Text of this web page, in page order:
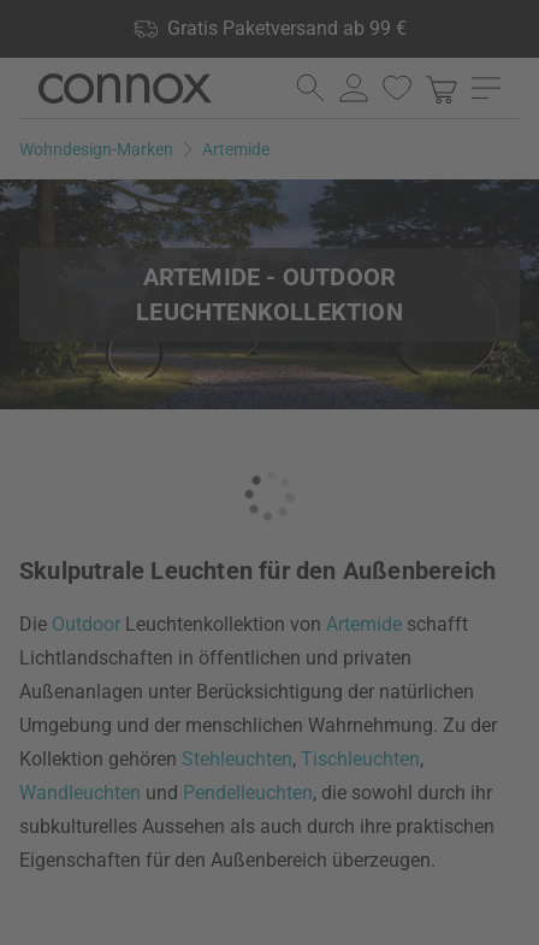
Gratis Paketversand ab 99 €
lagernd, 60 Tage Rückgaberecht
Direkt
Seiteninhalt
Direkt
Suchfeld
Wohndesign-Marken Artemide
ARTEMIDE - OUTDOOR
LEUCHTENKOLLEKTION
Skulputrale Leuchten für den Außenbereich
Die Outdoor Leuchtenkollektion von Artemide schafft
Lichtlandschaften in öffentlichen und privaten
Außenanlagen unter Berücksichtigung der natürlichen
Umgebung und der menschlichen Wahrnehmung. Zu der
Kollektion gehören Stehleuchten, Tischleuchten,
Wandleuchten und Pendelleuchten, die sowohl durch ihr
subkulturelles Aussehen als auch durch ihre praktischen
Eigenschaften für den Außenbereich überzeugen.